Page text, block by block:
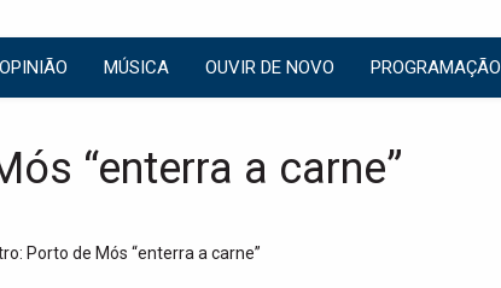
OPINIÃO MÚSICA OUVIR DE NOVO PROGRAMAÇÃO
“enterra a carne”